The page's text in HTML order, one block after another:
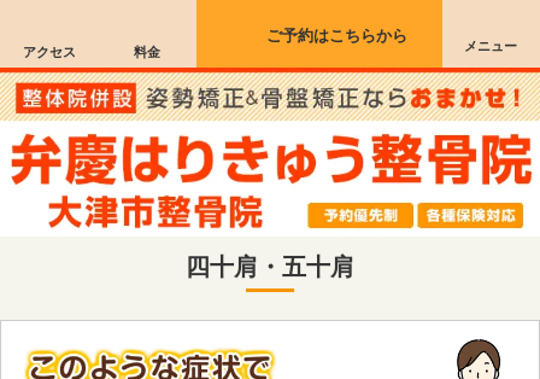
アクセス 料金
ご予約はこちらから
メニュー
四十肩・五十肩